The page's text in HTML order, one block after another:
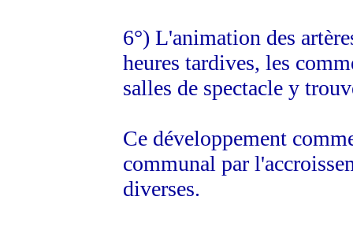
6°) L'animation des
heures tardives, les
salles de spectacle y
Ce développement
communal par
diverses.